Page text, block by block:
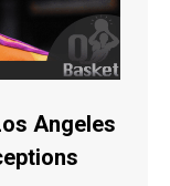
Angeles